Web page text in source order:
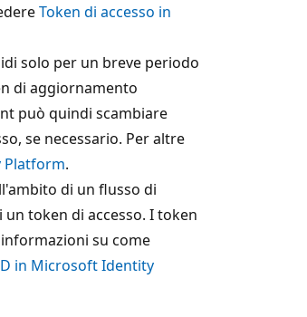
Token di accesso in
solo per un breve periodo
di aggiornamento
può quindi scambiare
se necessario. Per altre
Platform.
di un flusso di
token di accesso. I token
su come
in Microsoft Identity